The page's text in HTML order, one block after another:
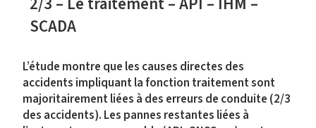
SCADA
L’étude montre que les causes directes des
accidents impliquant la fonction traitement sont
majoritairement liées à des erreurs de conduite (2/3
des accidents). Les pannes restantes liées à